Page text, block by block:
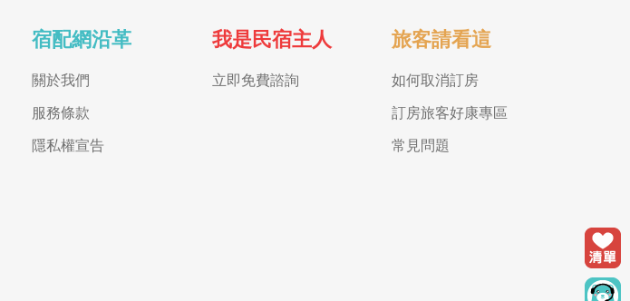
宿配網沿革
關於我們
服務條款
隱私權宣告
我是民宿主人
立即免費諮詢
旅客請看這
如何取消訂房
訂房旅客好康專區
常見問題